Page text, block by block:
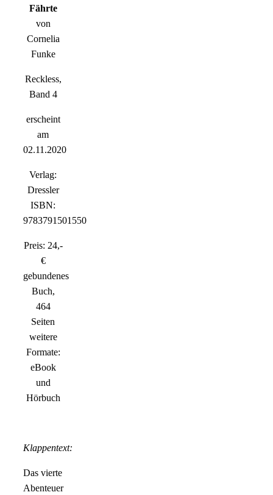
Fährte
von
Cornelia
Funke
Reckless,
Band 4
erscheint
am
02.11.2020
Verlag:
Dressler
ISBN:
9783791501550
Preis: 24,-
€
gebundenes
Buch,
464
Seiten
weitere
Formate:
eBook
und
Hörbuch
Klappentext:
Das vierte
Abenteuer